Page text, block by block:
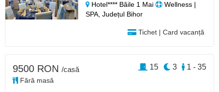
Hotel**** Băile 1 Mai
Wellness |
SPA, Județul Bihor
Tichet | Card vacanță
9500 RON /casă
Fără masă
1 - 35
3
15